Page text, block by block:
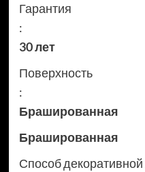
Гарантия
:
30 лет
Поверхность
:
Брашированная
Брашированная
Способ